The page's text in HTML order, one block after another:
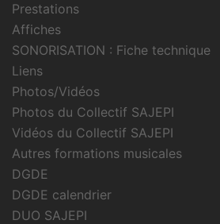
Prestations
Affiches
SONORISATION : Fiche technique
Liens
Photos/Vidéos
Photos du Collectif SAJEPI
Vidéos du Collectif SAJEPI
Autres formations musicales
DGDE
DGDE calendrier
DUO SAJEPI